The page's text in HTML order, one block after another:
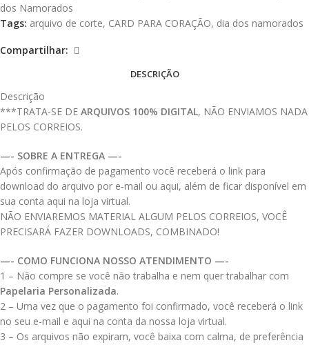
dos Namorados
Tags: arquivo de corte, CARD PARA CORAÇÃO, dia dos namorados
Compartilhar:
DESCRIÇÃO
Descrição
***TRATA-SE DE ARQUIVOS 100% DIGITAL, NÃO ENVIAMOS NADA
PELOS CORREIOS.
—- SOBRE A ENTREGA —-
Após confirmação de pagamento você receberá o link para
download do arquivo por e-mail ou aqui, além de ficar disponível em
sua conta aqui na loja virtual.
NÃO ENVIAREMOS MATERIAL ALGUM PELOS CORREIOS, VOCÊ
PRECISARÁ FAZER DOWNLOADS, COMBINADO!
—- COMO FUNCIONA NOSSO ATENDIMENTO —-
1 – Não compre se você não trabalha e nem quer trabalhar com
Papelaria Personalizada.
2 – Uma vez que o pagamento foi confirmado, você receberá o link
no seu e-mail e aqui na conta da nossa loja virtual.
3 – Os arquivos não expiram, você baixa com calma, de preferência